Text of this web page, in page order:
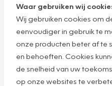
Waar gebruiken wij
Wij gebruiken cookies om
eenvoudiger in gebruik te
onze producten beter af te
en behoeften. Cookies
de snelheid van uw
op onze websites te